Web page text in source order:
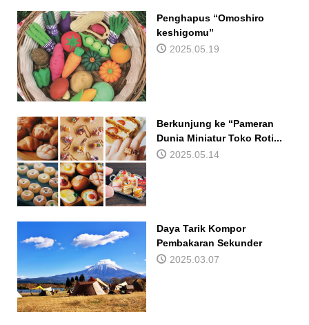
Penghapus “Omoshiro
keshigomu”
2025.05.19
Berkunjung ke “Pameran
Dunia Miniatur Toko Roti...
2025.05.14
Daya Tarik Kompor
Pembakaran Sekunder
2025.03.07